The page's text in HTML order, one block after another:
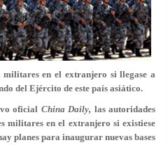
en el extranjero si llegase a
del Ejército de este país asiático.
oficial China Daily, las autoridades
militares en el extranjero si existiese
planes para inaugurar nuevas bases